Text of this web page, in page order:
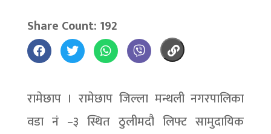
Share Count: 192
रामेछाप । रामेछाप जिल्ला मन्थली नगरपालिका
वडा नं –३ स्थित ठुलीमदौ लिफ्ट सामुदायिक